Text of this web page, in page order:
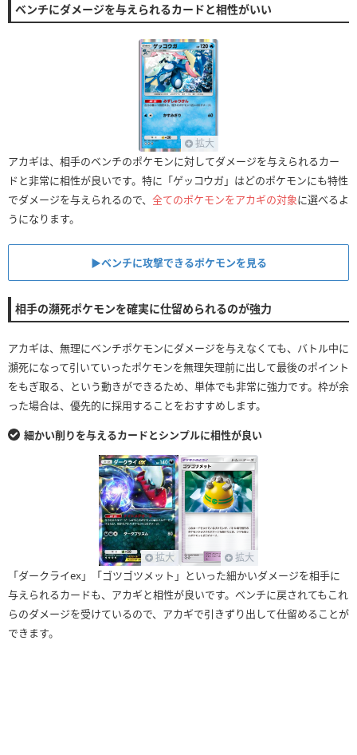
ベンチにダメージを与えられるカードと相性がいい
拡大
アカギは、相手のベンチのポケモンに対してダメージを与えられるカー
ドと非常に相性が良いです。特に「ゲッコウガ」はどのポケモンにも特性
でダメージを与えられるので、 全てのポケモンをアカギの対象に選べるよ
うになります。
▶︎ベンチに攻撃できるポケモンを見る
相手の瀕死ポケモンを確実に仕留められるのが強力
アカギは、無理にベンチポケモンにダメージを与えなくても、バトル中に
瀕死になって引いていったポケモンを無理矢理前に出して最後のポイント
をもぎ取る、という動きができるため、単体でも非常に強力です。枠が余
った場合は、優先的に採用することをおすすめします。
細かい削りを与えるカードとシンプルに相性が良い
拡大 拡大
「ダークライex」「ゴツゴツメット」といった細かいダメージを相手に
与えられるカードも、アカギと相性が良いです。ベンチに戻されてもこれ
らのダメージを受けているので、アカギで引きずり出して仕留めることが
できます。